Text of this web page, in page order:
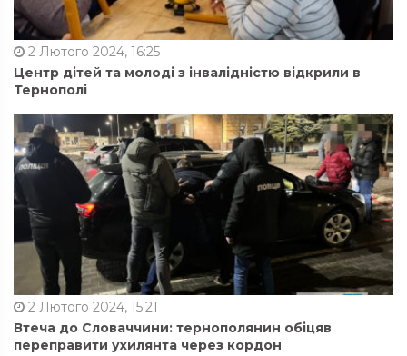
2 Лютого 2024, 16:25
Центр дітей та молоді з інвалідністю відкрили в
Тернополі
2 Лютого 2024, 15:21
Втеча до Словаччини: тернополянин обіцяв
переправити ухилянта через кордон